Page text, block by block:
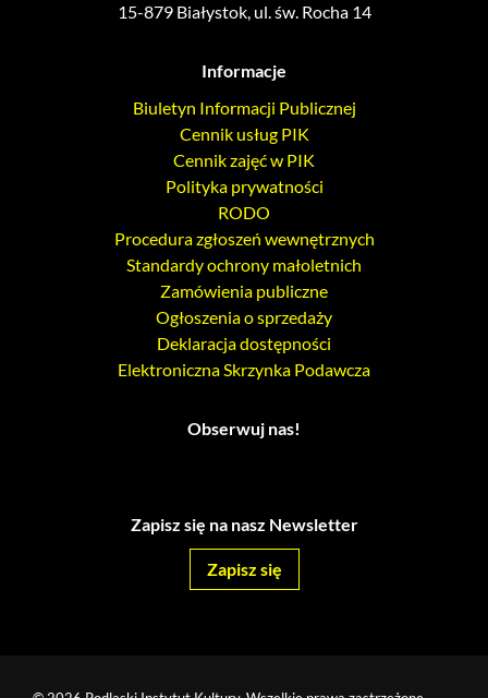
15-879 Białystok, ul. św. Rocha 14
Informacje
Biuletyn Informacji Publicznej
Cennik usług PIK
Cennik zajęć w PIK
Polityka prywatności
RODO
Procedura zgłoszeń wewnętrznych
Standardy ochrony małoletnich
Zamówienia publiczne
Ogłoszenia o sprzedaży
Deklaracja dostępności
Elektroniczna Skrzynka Podawcza
Obserwuj nas!
Zapisz się na nasz Newsletter
Zapisz się